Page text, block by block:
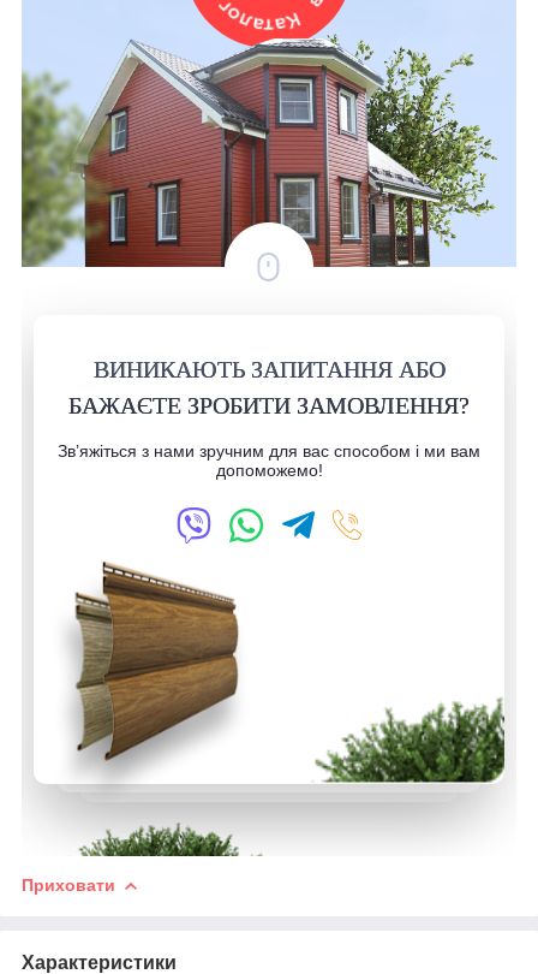
ВИНИКАЮТЬ ЗАПИТАННЯ АБО
БАЖАЄТЕ ЗРОБИТИ ЗАМОВЛЕННЯ?
Зв’яжіться з нами зручним для вас способом і ми вам
допоможемо!
Приховати
Характеристики